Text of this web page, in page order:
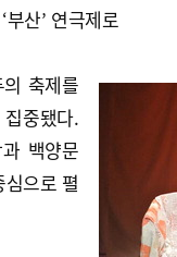
산’ 연극제로
축제를
중됐다.
백양문
으로 펼